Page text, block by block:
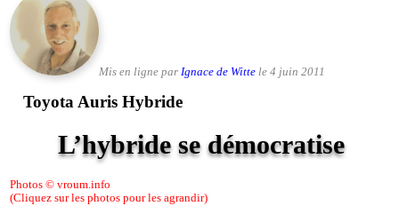
Mis en ligne par Ignace de Witte le 4 juin 2011
Toyota Auris Hybride
L’hybride se démocratise
Photos © vroum.info
(Cliquez sur les photos pour les agrandir)